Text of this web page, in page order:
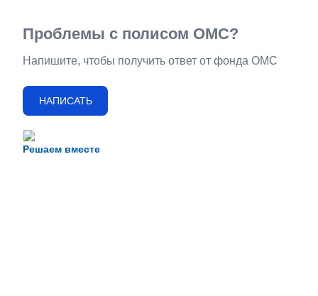
Решаем вместе
Проблемы с полисом ОМС?
Напишите, чтобы получить ответ от фонда ОМС
НАПИСАТЬ